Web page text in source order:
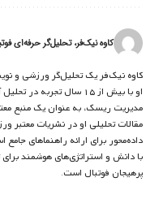
کاوه نیک‌فر، تحلیل‌گر حرفه‌ای
کاوه نیک‌فر یک تحلیل‌گر ورزشی و
او با بیش از ۱۵ سال
مدیریت ریسک، به عنوان یک منبع
مقالات تحلیلی او در نشریات معتبر
داده‌محور برای ارائه راهنماهای
با دانش و استراتژی‌های هوشمند
پرهیجان فوتبال است.